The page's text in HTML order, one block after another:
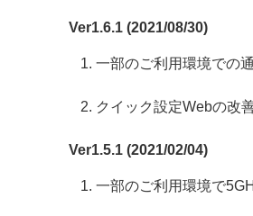
Ver1.6.1 (2021/08/30)
一部のご利用環境での
クイック設定Webの改
Ver1.5.1 (2021/02/04)
一部のご利用環境で